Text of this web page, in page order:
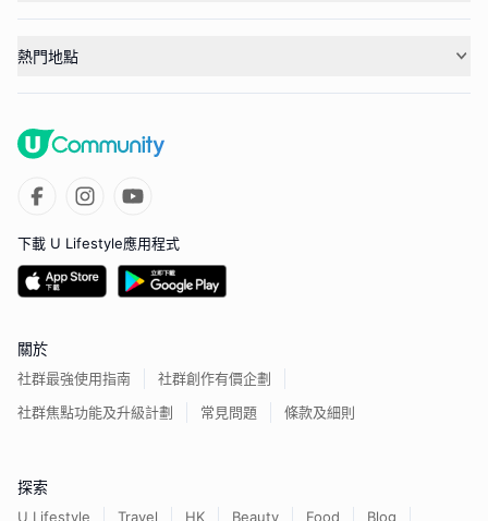
熱門地點
下載 U Lifestyle應用程式
關於
社群最強使用指南
社群創作有價企劃
社群焦點功能及升級計劃
常見問題 條款及細則
探索
U Lifestyle Travel HK Beauty Food Blog